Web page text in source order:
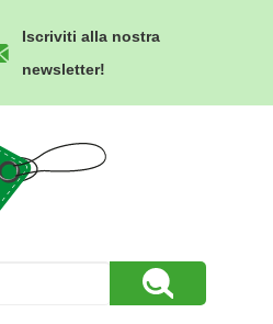
Iscriviti alla nostra
newsletter!
Cerca Prodotto